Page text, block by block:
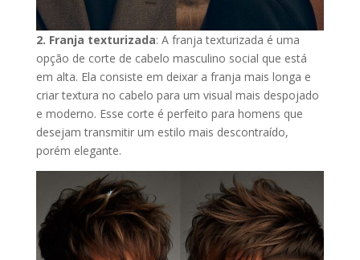
2. Franja texturizada: A franja texturizada é uma
opção de corte de cabelo masculino social que está
em alta. Ela consiste em deixar a franja mais longa e
criar textura no cabelo para um visual mais despojado
e moderno. Esse corte é perfeito para homens que
desejam transmitir um estilo mais descontraído,
porém elegante.